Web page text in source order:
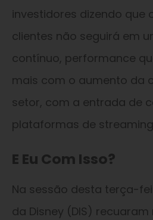
investidores dizendo que
clientes não seguirá em
contínuo, performance
mais com o aumento da
setor, com a entrada de
plataformas de streaming.
E Eu Com Isso?
Na sessão desta terça-
da Disney (DIS) recuaram